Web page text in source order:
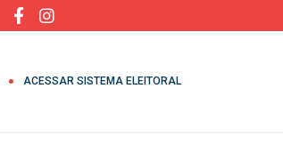
ACESSAR SISTEMA ELEITORAL